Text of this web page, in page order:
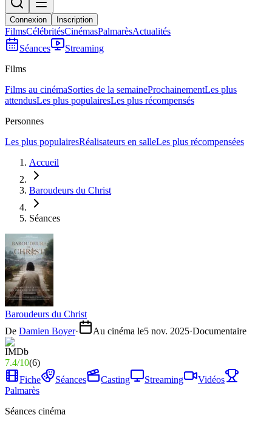
Connexion Inscription
FilmsCélébritésCinémasPalmarèsActualités
Séances
Streaming
Films
Films au cinémaSorties de la semaineProchainementLes plus
attendusLes plus populairesLes plus récompensés
Personnes
Les plus populairesRéalisateurs en salleLes plus récompensées
Accueil
Baroudeurs du Christ
Séances
Baroudeurs du Christ
De Damien Boyer· Au cinéma le5 nov. 2025·Documentaire
7.4/10(6)
Fiche
Séances Casting Streaming
Vidéos
Palmarès
Séances cinéma